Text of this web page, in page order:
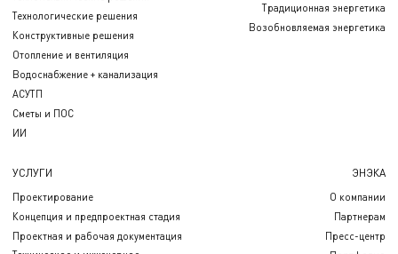
Технологические решения
Конструктивные решения
Отопление и вентиляция
Водоснабжение + канализация
АСУТП
Сметы и ПОС
ИИ
Традиционная энергетика
Возобновляемая энергетика
УСЛУГИ
Проектирование
Концепция и предпроектная стадия
Проектная и рабочая документация
ЭНЭКА
О компании
Партнерам
Пресс-центр